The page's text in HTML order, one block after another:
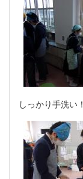
しっかり手洗い！